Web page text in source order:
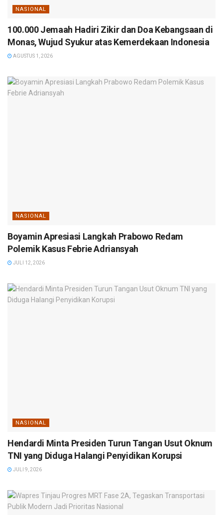
NASIONAL
100.000 Jemaah Hadiri Zikir dan Doa Kebangsaan di
Monas, Wujud Syukur atas Kemerdekaan Indonesia
AGUSTUS 1, 2026
NASIONAL
Boyamin Apresiasi Langkah Prabowo Redam
Polemik Kasus Febrie Adriansyah
JULI 12, 2026
NASIONAL
Hendardi Minta Presiden Turun Tangan Usut Oknum
TNI yang Diduga Halangi Penyidikan Korupsi
JULI 9, 2026